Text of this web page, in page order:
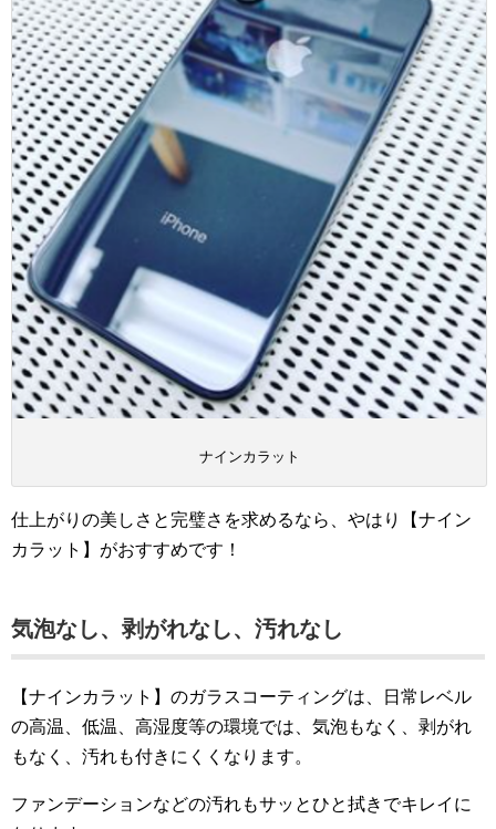
ナインカラット
仕上がりの美しさと完璧さを求めるなら、やはり【ナイン
カラット】がおすすめです！
気泡なし、剥がれなし、汚れなし
【ナインカラット】のガラスコーティングは、日常レベル
の高温、低温、高湿度等の環境では、気泡もなく、剥がれ
もなく、汚れも付きにくくなります。
ファンデーションなどの汚れもサッとひと拭きでキレイに